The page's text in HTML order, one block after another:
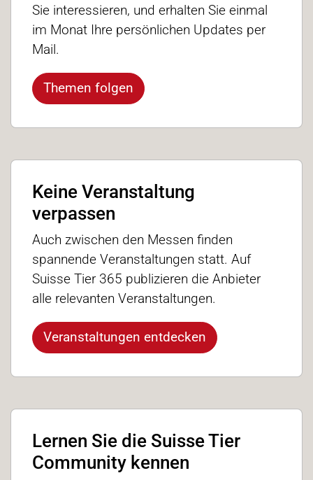
Sie interessieren, und erhalten Sie einmal
im Monat Ihre persönlichen Updates per
Mail.
Themen folgen
Keine Veranstaltung
verpassen
Auch zwischen den Messen finden
spannende Veranstaltungen statt. Auf
Suisse Tier 365 publizieren die Anbieter
alle relevanten Veranstaltungen.
Veranstaltungen entdecken
Lernen Sie die Suisse Tier
Community kennen